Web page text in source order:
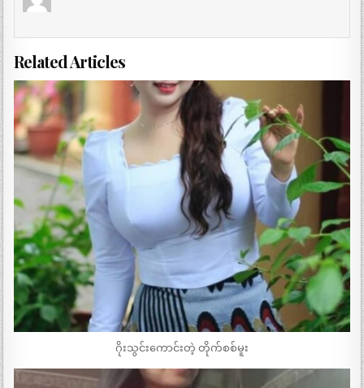
Related Articles
ဂိုးသွင်းကောင်းတဲ့ တိုက်စစ်မူး